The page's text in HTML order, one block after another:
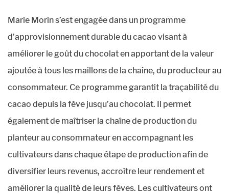
Marie Morin s’est engagée dans un programme
d’approvisionnement durable du cacao visant à
améliorer le goût du chocolat en apportant de la valeur
ajoutée à tous les maillons de la chaîne, du producteur au
consommateur. Ce programme garantit la traçabilité du
cacao depuis la fève jusqu’au chocolat. Il permet
également de maîtriser la chaîne de production du
planteur au consommateur en accompagnant les
cultivateurs dans chaque étape de production afin de
diversifier leurs revenus, accroître leur rendement et
améliorer la qualité de leurs fèves. Les cultivateurs ont